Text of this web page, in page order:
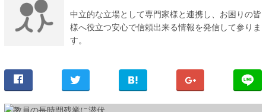
中立的な立場として専門家様と連携し、お困りの皆
様へ役立つ安心で信頼出来る情報を発信して参りま
す。